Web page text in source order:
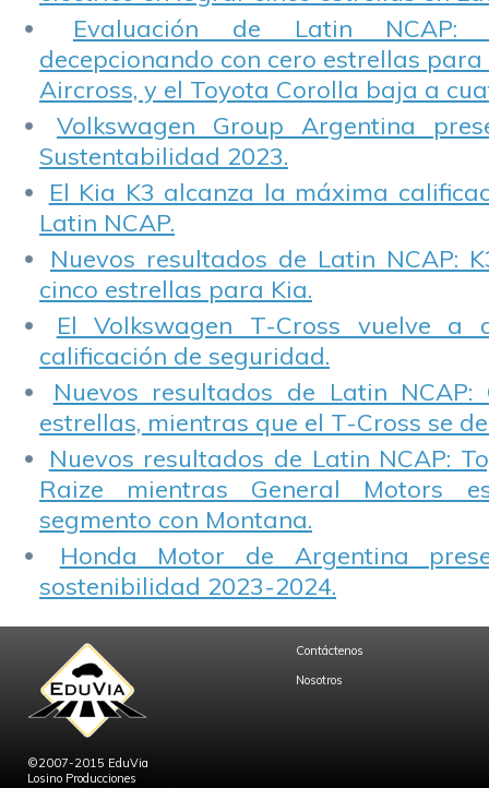
Evaluación de Latin NCAP:
decepcionando con cero estrellas para
Aircross, y el Toyota Corolla baja a
Volkswagen Group Argentina
Sustentabilidad 2023.
El Kia K3 alcanza la máxima
Latin NCAP.
Nuevos resultados de Latin NCAP:
cinco estrellas para Kia.
El Volkswagen T-Cross vuelve a
calificación de seguridad.
Nuevos resultados de Latin NCAP:
estrellas, mientras que el T-Cross se
Nuevos resultados de Latin NCAP:
Raize mientras General Motors
segmento con Montana.
Honda Motor de Argentina
sostenibilidad 2023-2024.
©2007-2015 EduVia
Losino Producciones
Contáctenos
Nosotros